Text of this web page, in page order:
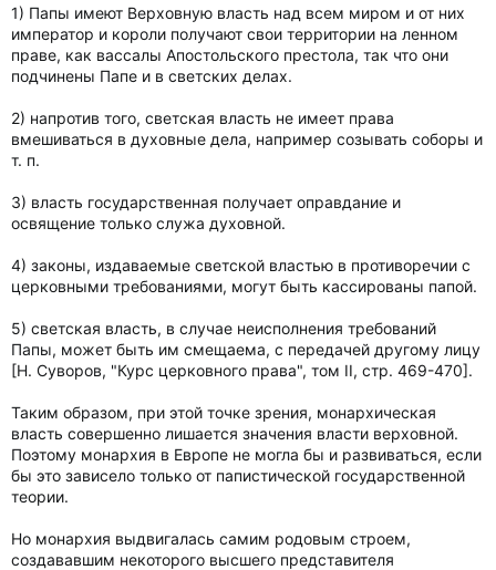
1) Папы имеют Верховную власть над всем миром и от них
император и короли получают свои территории на ленном
праве, как вассалы Апостольского престола, так что они
подчинены Папе и в светских делах.
2) напротив того, светская власть не имеет права
вмешиваться в духовные дела, например созывать соборы и
т. п.
3) власть государственная получает оправдание и
освящение только служа духовной.
4) законы, издаваемые светской властью в противоречии с
церковными требованиями, могут быть кассированы папой.
5) светская власть, в случае неисполнения требований
Папы, может быть им смещаема, с передачей другому лицу
[Н. Суворов, "Курс церковного права", том II, стр. 469-470].
Таким образом, при этой точке зрения, монархическая
власть совершенно лишается значения власти верховной.
Поэтому монархия в Европе не могла бы и развиваться, если
бы это зависело только от папистической государственной
теории.
Но монархия выдвигалась самим родовым строем,
создававшим некоторого высшего представителя